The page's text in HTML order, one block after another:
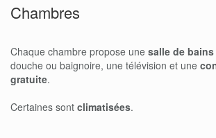
Chambres
Chaque chambre propose une salle de
douche ou baignoire, une télévision et une
gratuite.
Certaines sont climatisées.